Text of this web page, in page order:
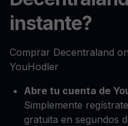
instante?
Comprar Decentraland
YouHodler
Abre tu cuenta de
Simplemente
gratuita en segundos